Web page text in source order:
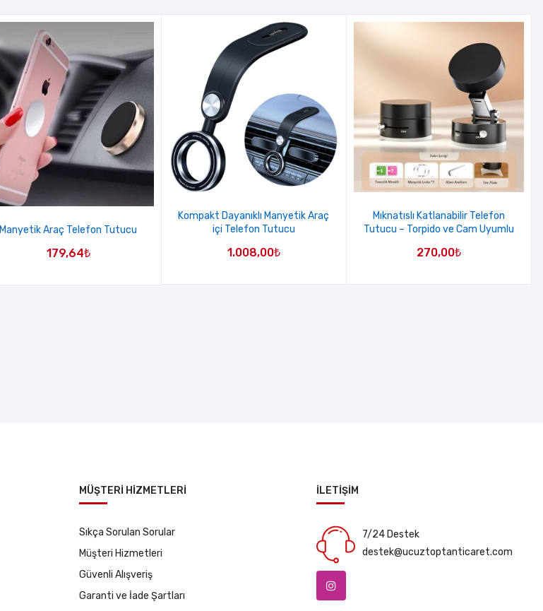
Manyetik Araç Telefon Tutucu
179,64₺
Kompakt Dayanıklı Manyetik Araç
içi Telefon Tutucu
1.008,00₺
Mıknatıslı Katlanabilir Telefon
Tutucu – Torpido ve Cam Uyumlu
270,00₺
MÜŞTERİ HİZMETLERİ
Sıkça Sorulan Sorular
Müşteri Hizmetleri
Güvenli Alışveriş
Garanti ve İade Şartları
İLETİŞİM
7/24 Destek
destek@ucuztoptanticaret.com